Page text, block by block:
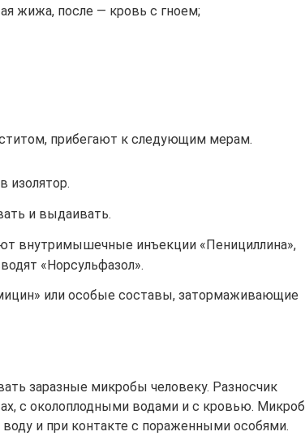
жижа, после — кровь с гноем;
прибегают к следующим мерам.
изолятор.
и выдаивать.
внутримышечные инъекции «Пенициллина»,
«Норсульфазол».
или особые составы, затормаживающие
заразные микробы человеку. Разносчик
с околоплодными водами и с кровью. Микроб
и при контакте с пораженными особями.